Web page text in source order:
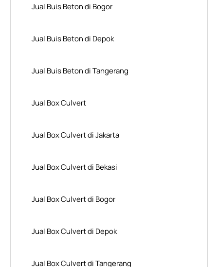
Jual Buis Beton di Bogor
Jual Buis Beton di Depok
Jual Buis Beton di Tangerang
Jual Box Culvert
Jual Box Culvert di Jakarta
Jual Box Culvert di Bekasi
Jual Box Culvert di Bogor
Jual Box Culvert di Depok
Jual Box Culvert di Tangerang